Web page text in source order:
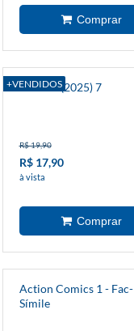
+VENDIDOS
Batman (2025) 7
R$ 19,90
R$ 17,90
à vista
Action Comics 1 - Fac-
Símile